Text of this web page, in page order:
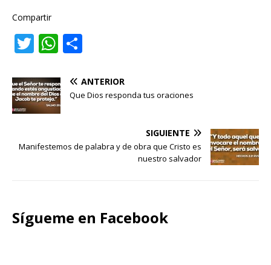
Compartir
T
it
te
r
W
at
s
A
p
m
p
ti
r
ANTERIOR
Que Dios responda tus oraciones
SIGUIENTE
Manifestemos de palabra y de obra que Cristo es
nuestro salvador
Sígueme en Facebook